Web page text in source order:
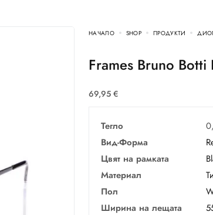
НАЧАЛО SHOP ПРОДУКТИ
Frames Bruno Botti
69,95 €
Тегло
Вид-Форма
Цвят на рамката
Материал
Пол
Ширина на лещата